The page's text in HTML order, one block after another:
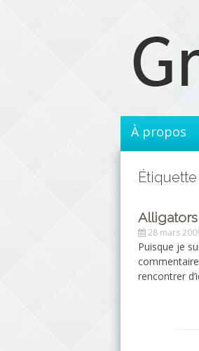
contenu
principal
À propos
28 mars
Puisque je
rencontrer